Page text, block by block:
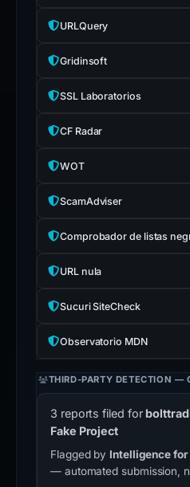
URLQuery
Gridinsoft
SSL Laboratorios
CF Radar
WOT
ScamAdviser
Comprobador de listas
URL nula
Sucuri SiteCheck
Observatorio MDN
THIRD-PARTY DETECTION —
3 reports filed for
Fake Project
Flagged by Intelligence for
— automated submission,